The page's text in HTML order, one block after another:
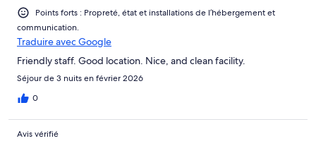
Points forts : Propreté, état et installations de l’hébergement et
communication.
Traduire avec Google
Friendly staff. Good location. Nice, and clean facility.
Séjour de 3 nuits en février 2026
0
Avis vérifié